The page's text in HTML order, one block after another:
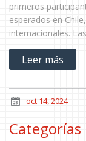
primeros
esperados en
internacionales.
asegurarse un
detalles sobre
próximamente.
Leer más
oct 14, 2024
Categorías